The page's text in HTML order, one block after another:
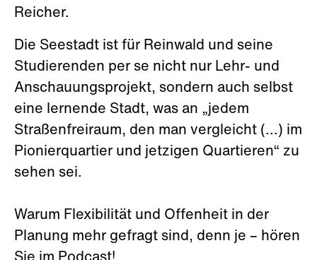
Reicher.
Die Seestadt ist für Reinwald und seine
Studierenden per se nicht nur Lehr- und
Anschauungsprojekt, sondern auch selbst
eine lernende Stadt, was an „jedem
Straßenfreiraum, den man vergleicht (...) im
Pionierquartier und jetzigen Quartieren“ zu
sehen sei.
Warum Flexibilität und Offenheit in der
Planung mehr gefragt sind, denn je – hören